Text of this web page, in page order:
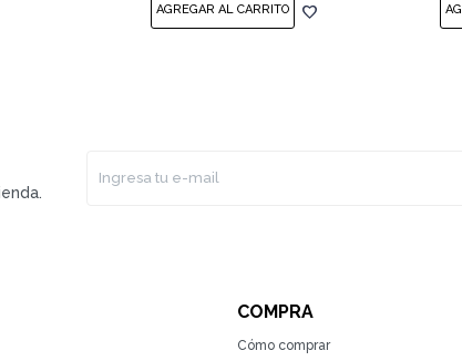
COMPRA
Cómo comprar